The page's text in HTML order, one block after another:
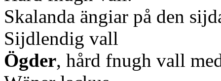
Skalanda ängiar på den
Sijdlendig vall
Ögder, hård fnugh vall